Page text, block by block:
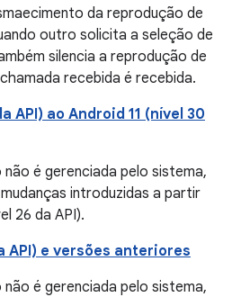
da reprodução de
outro solicita a seleção de
silencia a reprodução de
recebida é recebida.
API) ao Android 11 (nível 30
não é gerenciada pelo sistema,
introduzidas a partir
26 da API).
API) e versões anteriores
não é gerenciada pelo sistema,